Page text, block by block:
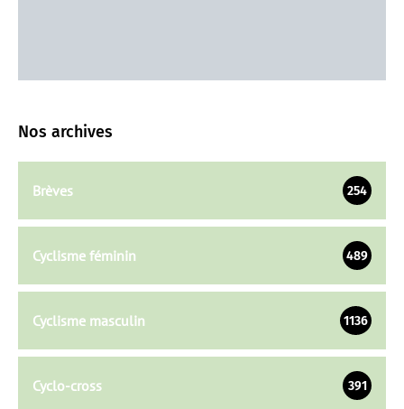
Nos archives
Brèves 254
Cyclisme féminin 489
Cyclisme masculin 1136
Cyclo-cross 391